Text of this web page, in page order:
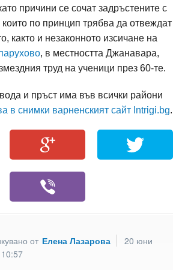
причини се сочат задръстените с
по принцип трябва да отвеждат
както и незаконното изсичане на
, в местността Джанавара,
труд на ученици през 60-те.
и пръст има във всички райони
в снимки варненският сайт Intrigi.bg.
от Елена Лазарова
20 юни